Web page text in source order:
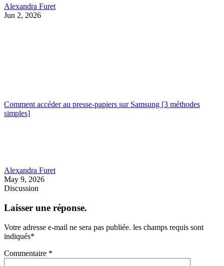
Alexandra Furet
Jun 2, 2026
Comment accéder au presse-papiers sur Samsung [3 méthodes
simples]
Alexandra Furet
May 9, 2026
Discussion
Laisser une réponse.
Votre adresse e-mail ne sera pas publiée. les champs requis sont
indiqués*
Commentaire *